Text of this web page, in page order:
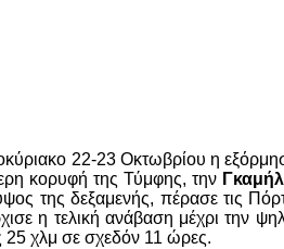
22-23 Οκτωβρίου η
κορυφή της Τύμφης, την
της δεξαμενής, πέρασε τις
η τελική ανάβαση μέχρι την
25 χλμ σε σχεδόν 11 ώρες.